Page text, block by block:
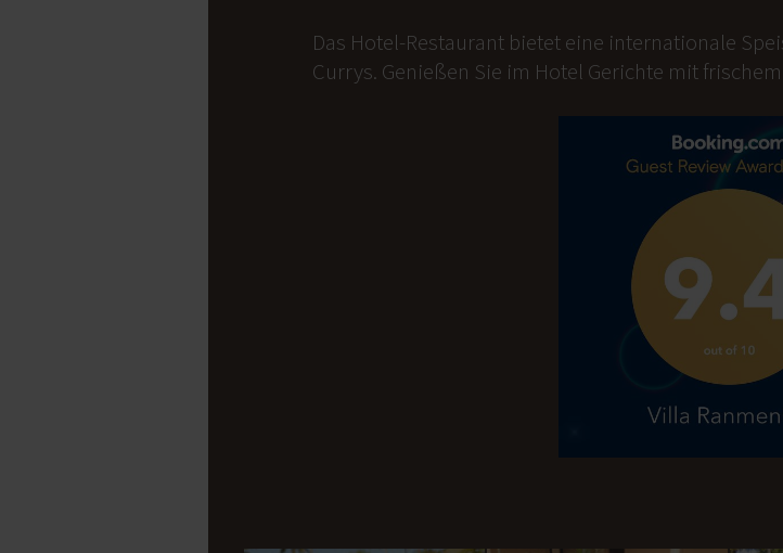
Das Hotel-Restaurant bietet eine internationale
Currys. Genießen Sie im Hotel Gerichte mit